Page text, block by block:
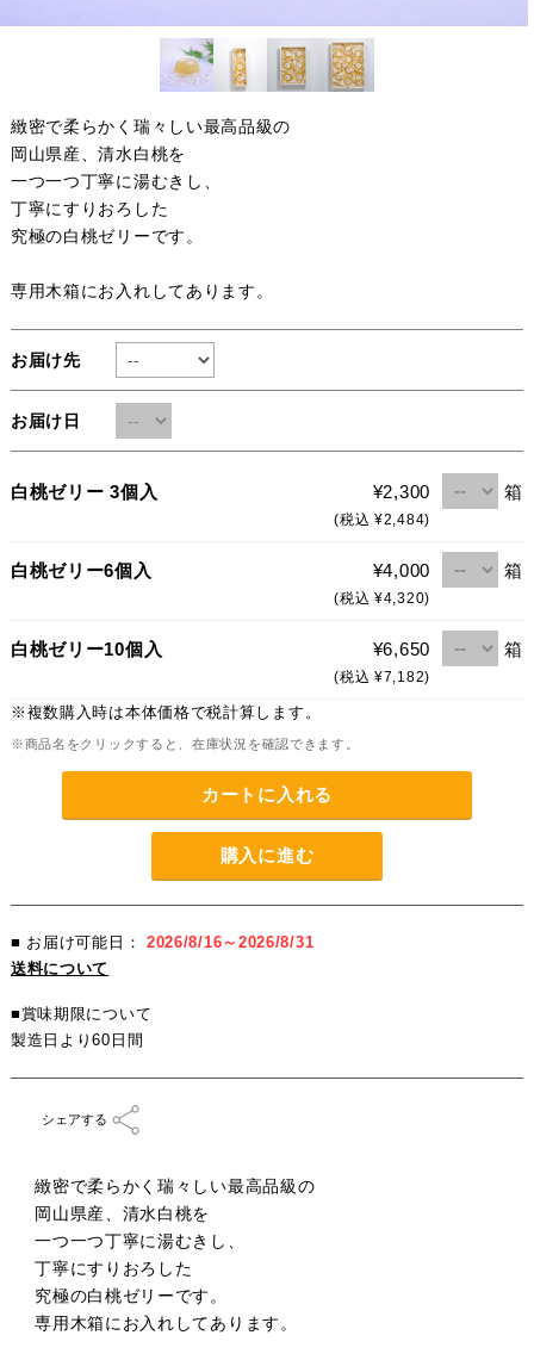
緻密で柔らかく瑞々しい最高品級の
岡山県産、清水白桃を
一つ一つ丁寧に湯むきし、
丁寧にすりおろした
究極の白桃ゼリーです。
専用木箱にお入れしてあります。
お届け先
お届け日
白桃ゼリー 3個入 ¥2,300
(税込 ¥2,484)
箱
白桃ゼリー6個入 ¥4,000
(税込 ¥4,320)
箱
白桃ゼリー10個入 ¥6,650
(税込 ¥7,182)
箱
※複数購入時は本体価格で税計算します。
※商品名をクリックすると、在庫状況を確認できます。
カートに入れる
購入に進む
■ お届け可能日： 2026/8/16～2026/8/31
送料について
■賞味期限について
製造日より60日間
シェアする
緻密で柔らかく瑞々しい最高品級の
岡山県産、清水白桃を
一つ一つ丁寧に湯むきし、
丁寧にすりおろした
究極の白桃ゼリーです。
専用木箱にお入れしてあります。